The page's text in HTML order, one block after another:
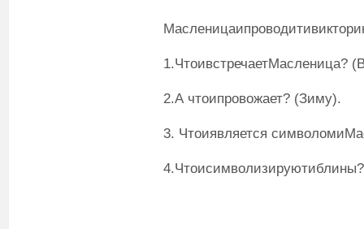
1.ЧтоивстречаетМасленица?
2.А чтоипровожает? (Зиму).
3. Чтоиявляется